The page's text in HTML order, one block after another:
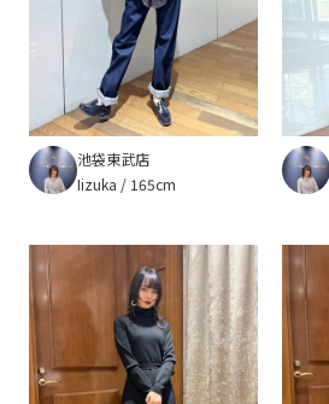
池袋東武店
Iizuka
165cm